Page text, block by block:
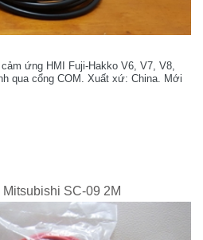
ứng HMI Fuji-Hakko V6, V7, V8,
qua cổng COM. Xuất xứ: China. Mới
SC-09 2M